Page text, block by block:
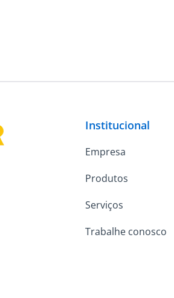
Institucional
Empresa
Produtos
Serviços
Trabalhe conosco